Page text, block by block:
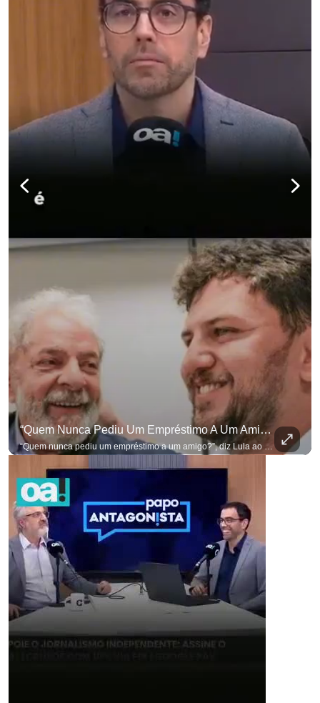
“Quem Nunca Pediu Um Empréstimo A Um Amigo?”, Diz Lula Ao Defender Seu Ex-Chefe De Gabinete
“Quem nunca pediu um empréstimo a um amigo?”, diz Lula ao defender seu ex-chefe de gabinete Marcola, que recebeu R$ 249 mil de uma empresa ligada a uma amiga de Lulinha. #OAntagonista Se você busca informação com credibilidade, inscreva-se agora e ative o